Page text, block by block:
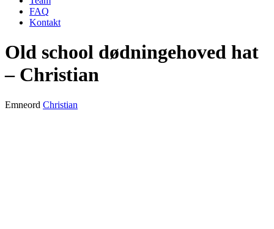
FAQ
Kontakt
Old school dødningehoved hat
– Christian
Emneord Christian